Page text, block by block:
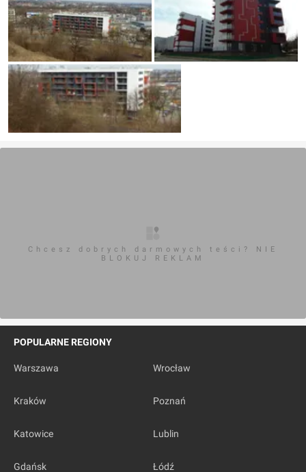
Chcesz dobrych darmowych teści? NIE
BLOKUJ REKLAM
POPULARNE REGIONY
Warszawa Wrocław
Kraków Poznań
Katowice Lublin
Gdańsk Łódź